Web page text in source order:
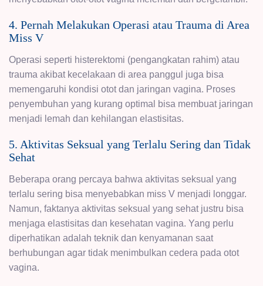
4. Pernah Melakukan Operasi atau Trauma di Area
Miss V
Operasi seperti histerektomi (pengangkatan rahim) atau
trauma akibat kecelakaan di area panggul juga bisa
memengaruhi kondisi otot dan jaringan vagina. Proses
penyembuhan yang kurang optimal bisa membuat jaringan
menjadi lemah dan kehilangan elastisitas.
5. Aktivitas Seksual yang Terlalu Sering dan Tidak
Sehat
Beberapa orang percaya bahwa aktivitas seksual yang
terlalu sering bisa menyebabkan miss V menjadi longgar.
Namun, faktanya aktivitas seksual yang sehat justru bisa
menjaga elastisitas dan kesehatan vagina. Yang perlu
diperhatikan adalah teknik dan kenyamanan saat
berhubungan agar tidak menimbulkan cedera pada otot
vagina.